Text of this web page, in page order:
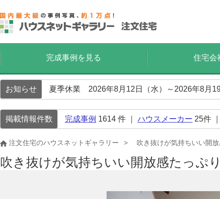
完成事例を見る 住宅会
お知らせ 夏季休業 2026年8月12日（水）～2026年8月
掲載情報件数 完成事例 1614 件 ｜ ハウスメーカー 25件
注文住宅のハウスネットギャラリー 吹き抜けが気持ちいい開
吹き抜けが気持ちいい開放感たっぷ